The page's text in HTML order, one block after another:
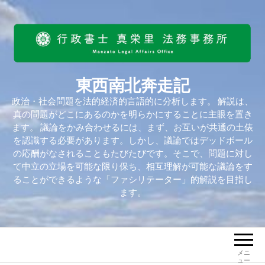
東西南北奔走記
政治・社会問題を法的経済的言語的に分析します。 解説は、
真の問題がどこにあるのかを明らかにすることに主眼を置き
ます。 議論をかみ合わせるには、まず、お互いが共通の土俵
を認識する必要があります。しかし、議論ではデッドボール
の応酬がなされることもたびたびです。そこで、問題に対し
て中立の立場を可能な限り保ち、相互理解が可能な議論をす
ることができるような「ファシリテーター」的解説を目指し
ます。
メニ
ュー